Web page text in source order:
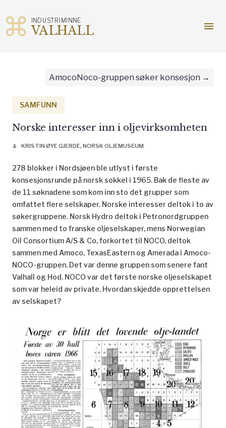
menu
INDUSTRIMINNE
VALHALL
AmocoNoco-gruppen søker konsesjon
SAMFUNN
Norske interesser inn i oljevirksomheten
person KRISTIN ØYE GJERDE, NORSK OLJEMUSEUM
278 blokker i Nordsjøen ble utlyst i første
konsesjonsrunde på norsk sokkel i 1965. Bak de fleste av
de 11 søknadene som kom inn sto det grupper som
omfattet flere selskaper. Norske interesser deltok i to av
søkergruppene. Norsk Hydro deltok i Petronordgruppen
sammen med to franske oljeselskaper, mens Norwegian
Oil Consortium A/S & Co, forkortet til NOCO, deltok
sammen med Amoco, TexasEastern og Amerada i Amoco-
NOCO-gruppen. Det var denne gruppen som senere fant
Valhall og Hod. NOCO var det første norske oljeselskapet
som var heleid av private. Hvordan skjedde opprettelsen
av selskapet?